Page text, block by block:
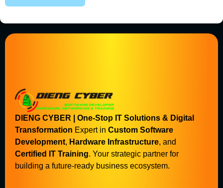
DIENG CYBER | One-Stop IT Solutions & Digital
Transformation Expert in Custom Software
Development, Hardware Infrastructure, and
Certified IT Training. Your strategic partner for
building a future-ready business ecosystem.